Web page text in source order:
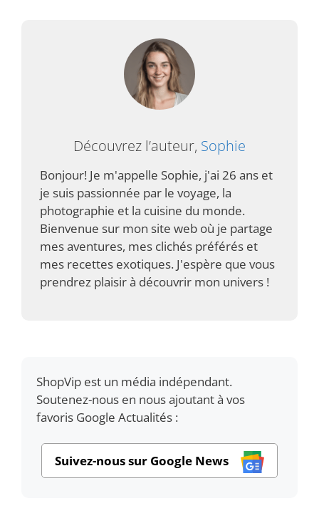
Découvrez l’auteur, Sophie
Bonjour! Je m'appelle Sophie, j'ai 26 ans et
je suis passionnée par le voyage, la
photographie et la cuisine du monde.
Bienvenue sur mon site web où je partage
mes aventures, mes clichés préférés et
mes recettes exotiques. J'espère que vous
prendrez plaisir à découvrir mon univers !
ShopVip est un média indépendant.
Soutenez-nous en nous ajoutant à vos
favoris Google Actualités :
Suivez-nous sur Google News